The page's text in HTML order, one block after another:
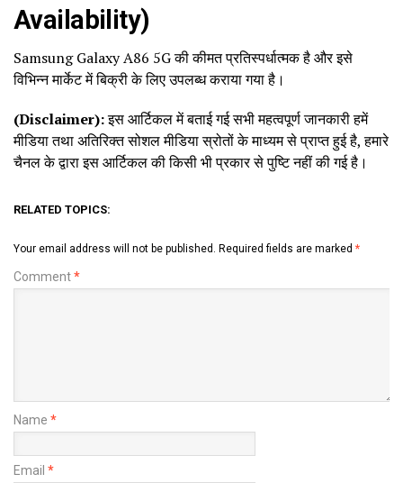
Availability)
Samsung Galaxy A86 5G की कीमत प्रतिस्पर्धात्मक है और इसे
विभिन्न मार्केट में बिक्री के लिए उपलब्ध कराया गया है।
(Disclaimer):इस आर्टिकल में बताई गई सभी महत्वपूर्ण जानकारी हमें
मीडिया तथा अतिरिक्त सोशल मीडिया स्रोतों के माध्यम से प्राप्त हुई है, हमारे
चैनल के द्वारा इस आर्टिकल की किसी भी प्रकार से पुष्टि नहीं की गई है।
RELATED TOPICS:
Your email address will not be published. Required fields are marked *
Comment*
Name *
Email *